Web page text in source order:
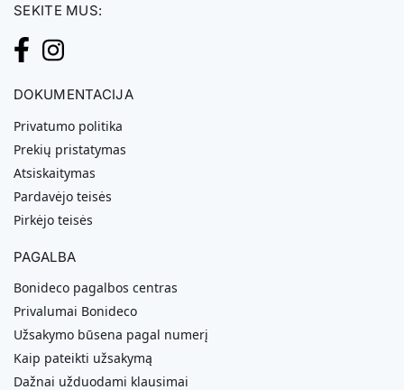
SEKITE MUS:
DOKUMENTACIJA
Privatumo politika
Prekių pristatymas
Atsiskaitymas
Pardavėjo teisės
Pirkėjo teisės
PAGALBA
Bonideco pagalbos centras
Privalumai Bonideco
Užsakymo būsena pagal numerį
Kaip pateikti užsakymą
Dažnai užduodami klausimai